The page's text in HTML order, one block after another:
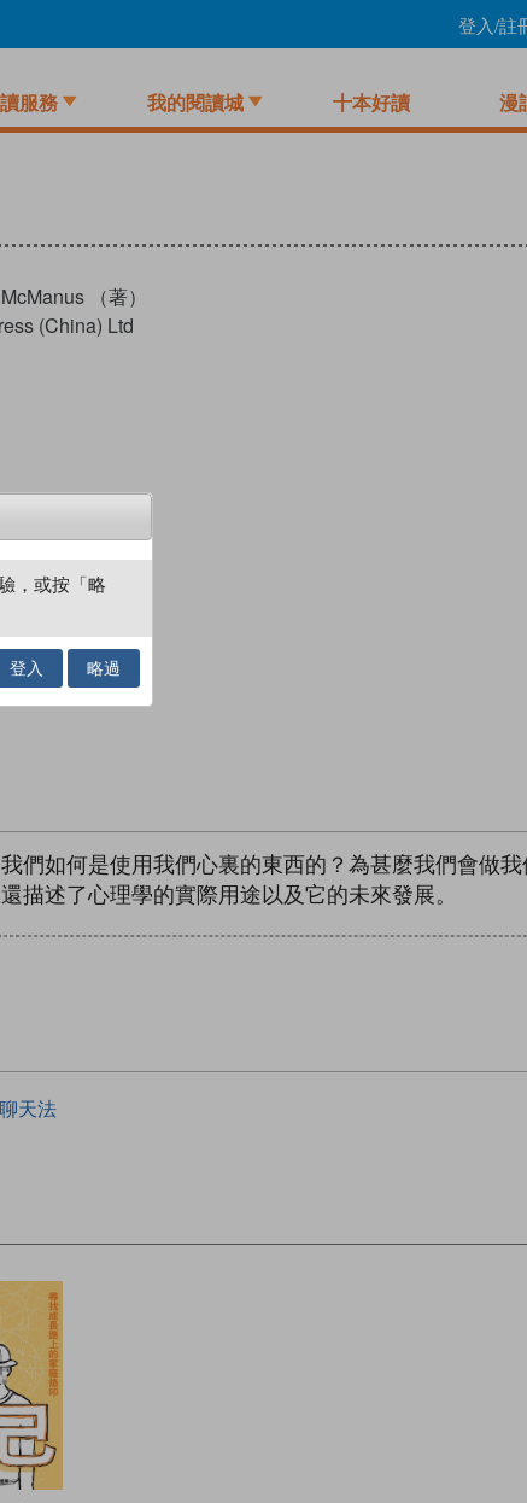
登入/註
服務 我的閱讀城 十本好讀 漫
（著）
(China) Ltd
入閱讀紀錄
們如何是使用我們心裏的東西的？為甚麼我們會做我
描述了心理學的實際用途以及它的未來發展。
聊天法
，或按「略
登入 略過